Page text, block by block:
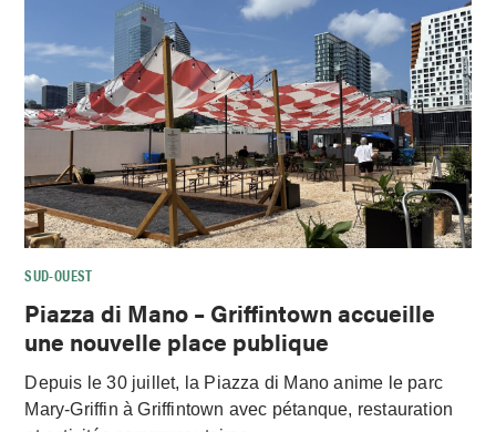
SUD-OUEST
Piazza di Mano – Griffintown accueille
une nouvelle place publique
Depuis le 30 juillet, la Piazza di Mano anime le parc
Mary-Griffin à Griffintown avec pétanque, restauration